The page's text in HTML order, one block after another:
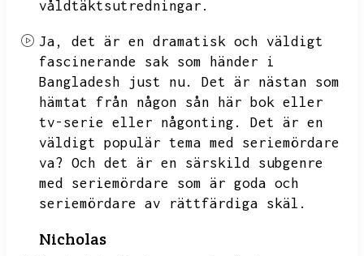
våldtäktsutredningar.
Ja,
det är en dramatisk och väldigt
fascinerande sak som händer i
Bangladesh just nu.
Det är nästan som
hämtat från någon sån här bok eller
tv-serie eller någonting.
Det är en
väldigt populär tema med seriemördare
va? Och det är en särskild subgenre
med seriemördare som är goda och
seriemördare av rättfärdiga skäl.
Nicholas